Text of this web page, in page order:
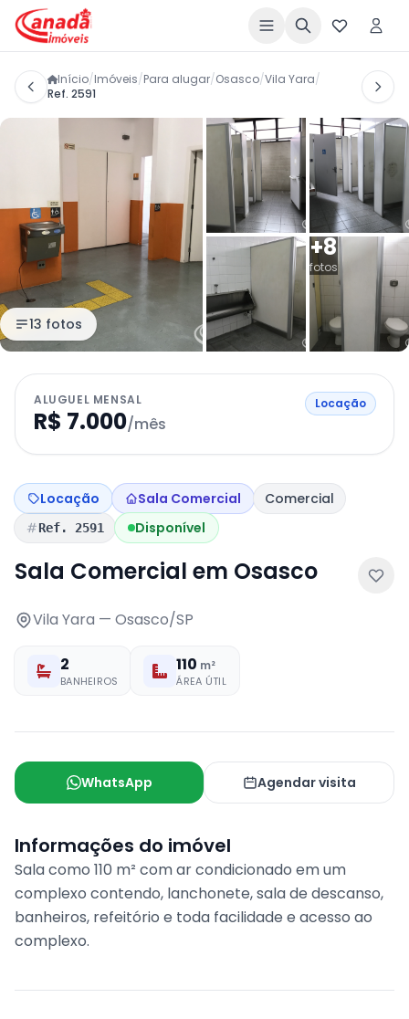
Início/Imóveis/Para alugar/Osasco/Vila Yara/
Ref. 2591
+8
fotos
13 fotos
ALUGUEL MENSAL
R$ 7.000/mês
Locação
Locação Sala Comercial Comercial
Ref. 2591 Disponível
Sala Comercial em Osasco
Vila Yara — Osasco/SP
2
BANHEIROS
110 m²
ÁREA ÚTIL
WhatsApp Agendar visita
Informações do imóvel
Sala como 110 m² com ar condicionado em um
complexo contendo, lanchonete, sala de descanso,
banheiros, refeitório e toda facilidade e acesso ao
complexo.